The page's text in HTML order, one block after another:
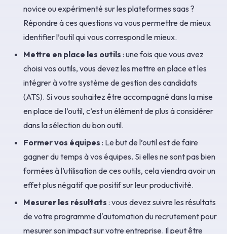
novice ou expérimenté sur les plateformes saas ?
Répondre à ces questions va vous permettre de mieux
identifier l’outil qui vous correspond le mieux.
Mettre en place les outils : une fois que vous avez
choisi vos outils, vous devez les mettre en place et les
intégrer à votre système de gestion des candidats
(ATS). Si vous souhaitez être accompagné dans la mise
en place de l’outil, c’est un élément de plus à considérer
dans la sélection du bon outil.
Former vos équipes : Le but de l’outil est de faire
gagner du temps à vos équipes. Si elles ne sont pas bien
formées à l’utilisation de ces outils, cela viendra avoir un
effet plus négatif que positif sur leur productivité.
Mesurer les résultats : vous devez suivre les résultats
de votre programme d'automation du recrutement pour
mesurer son impact sur votre entreprise. Il peut être